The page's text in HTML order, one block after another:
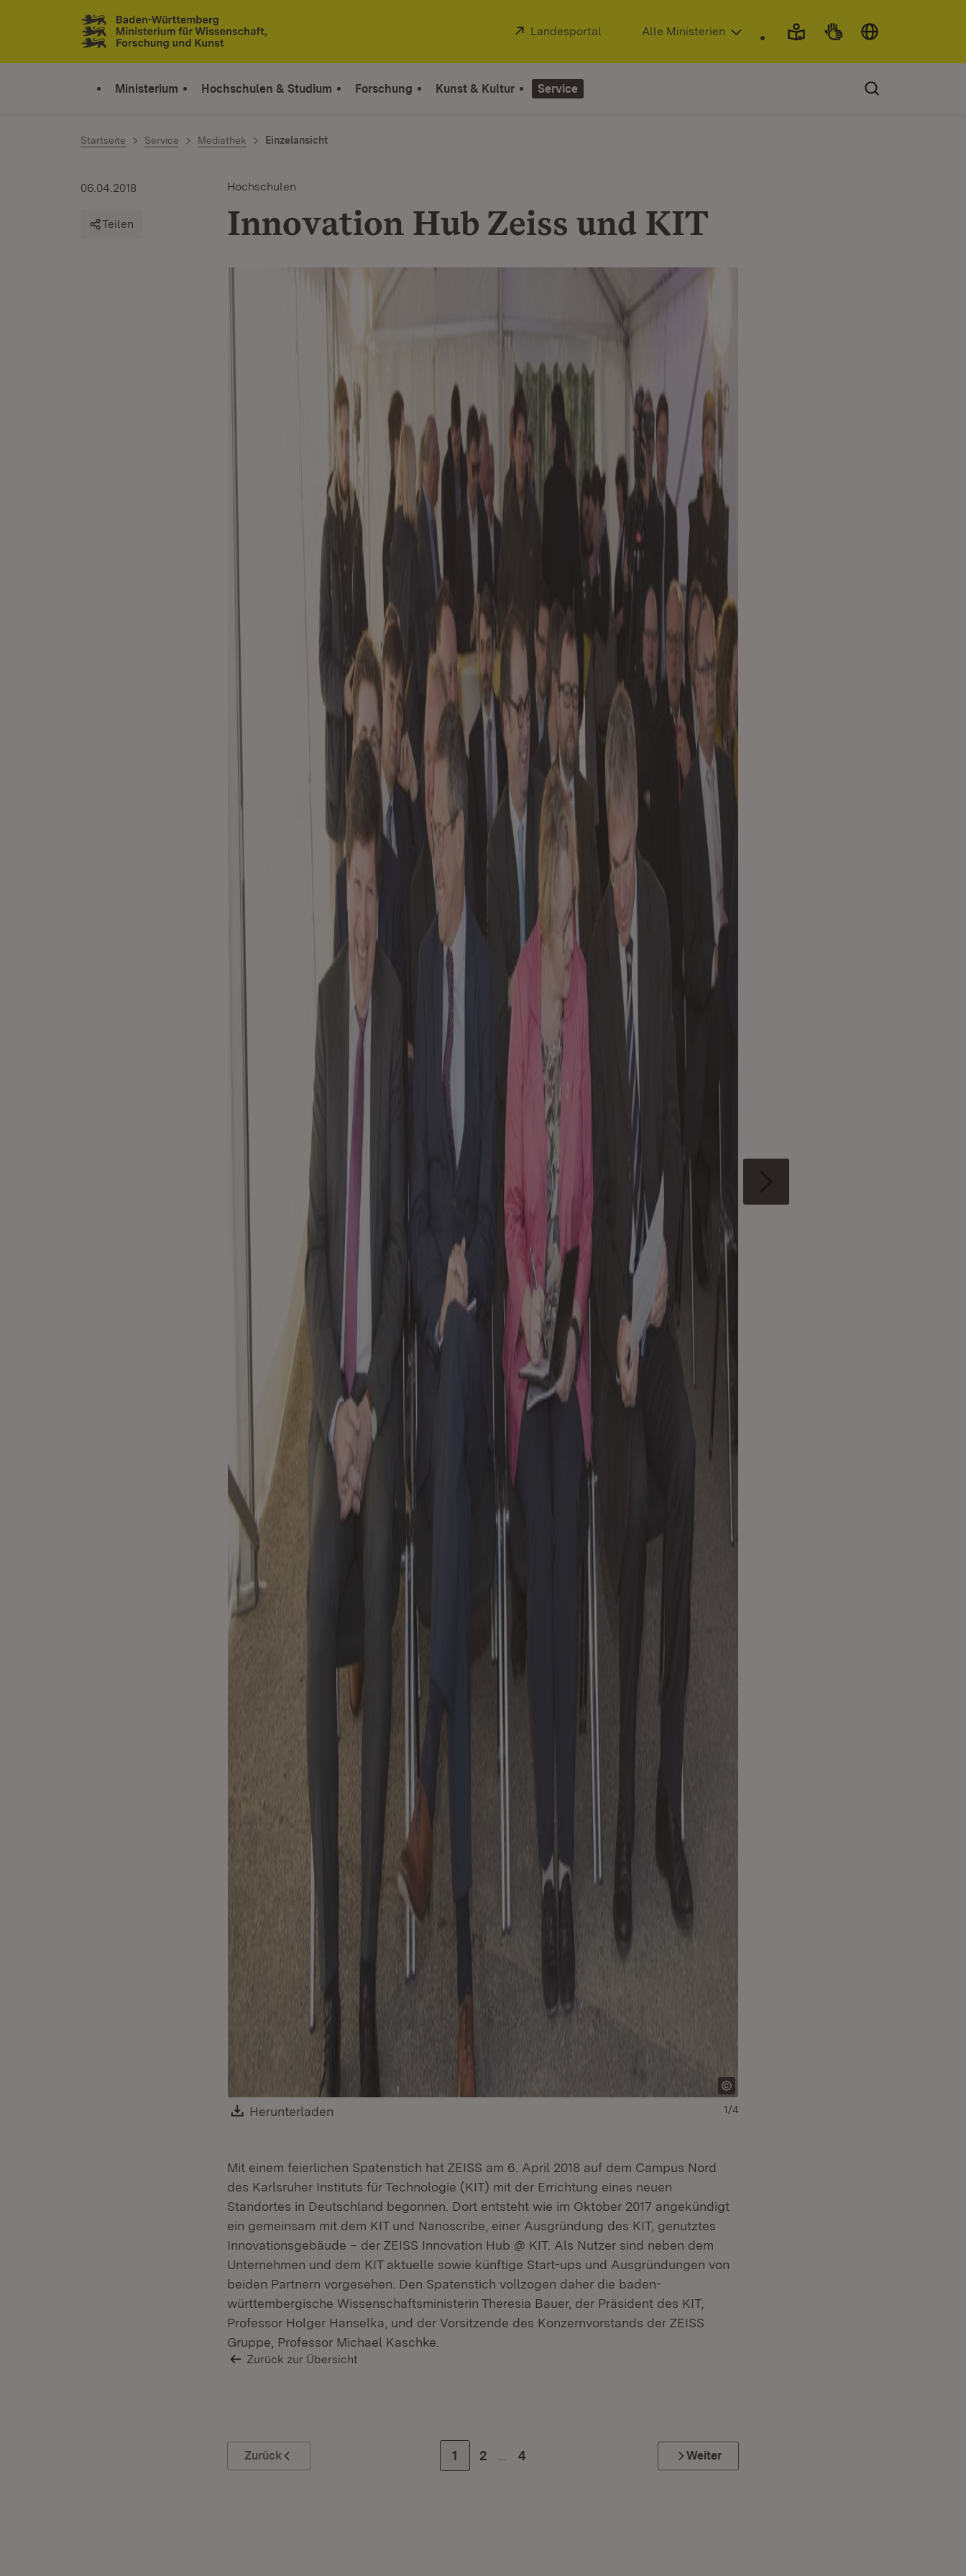
Zum Inhalt springen
Link zur Startseite
Extern:
Landesportal (Öffnet in neuem Fenster)
Alle Ministerien
Ministerium Hochschulen & Studium Forschung Kunst & Kultur Service
Startseite Service Mediathek Einzelansicht
Hochschulen
Innovation Hub Zeiss und KIT
06.04.2018
Teilen
Download:
Herunterladen 1/4
Mit einem feierlichen Spatenstich hat ZEISS am 6. April 2018 auf dem Campus Nord
des Karlsruher Instituts für Technologie (KIT) mit der Errichtung eines neuen
Standortes in Deutschland begonnen. Dort entsteht wie im Oktober 2017 angekündigt
ein gemeinsam mit dem KIT und Nanoscribe, einer Ausgründung des KIT, genutztes
Innovationsgebäude – der ZEISS Innovation Hub @ KIT. Als Nutzer sind neben dem
Unternehmen und dem KIT aktuelle sowie künftige Start-ups und Ausgründungen von
beiden Partnern vorgesehen. Den Spatenstich vollzogen daher die baden-
württembergische Wissenschaftsministerin Theresia Bauer, der Präsident des KIT,
Professor Holger Hanselka, und der Vorsitzende des Konzernvorstands der ZEISS
Gruppe, Professor Michael Kaschke.
Zurück zur Übersicht
Zurück Zur Seite
1 Zur Seite
2 Zur letzten Seite
4 Weiter